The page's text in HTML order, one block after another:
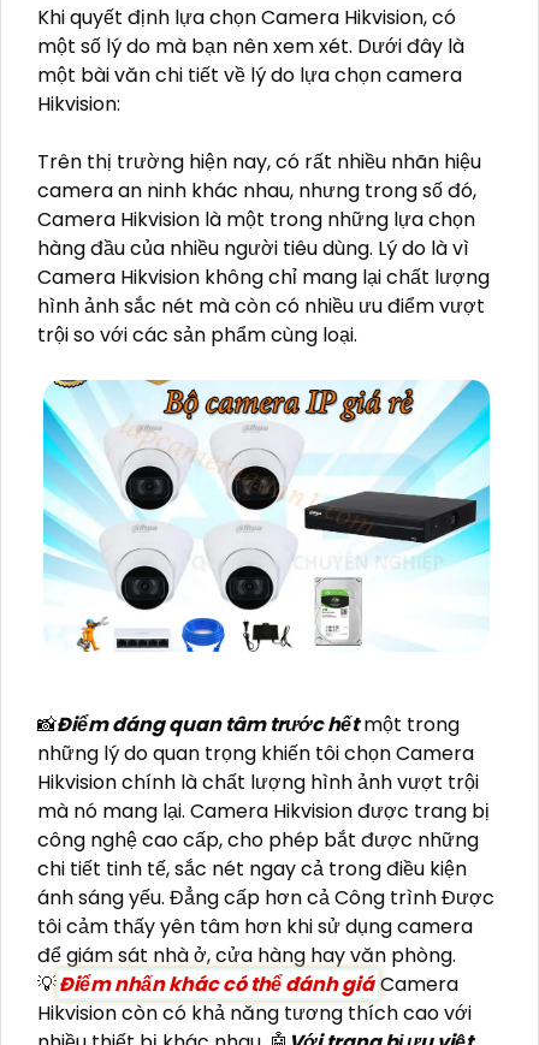
Khi quyết định lựa chọn Camera Hikvision, có
một số lý do mà bạn nên xem xét. Dưới đây là
một bài văn chi tiết về lý do lựa chọn camera
Hikvision:
Trên thị trường hiện nay, có rất nhiều nhãn hiệu
camera an ninh khác nhau, nhưng trong số đó,
Camera Hikvision là một trong những lựa chọn
hàng đầu của nhiều người tiêu dùng. Lý do là vì
Camera Hikvision không chỉ mang lại chất lượng
hình ảnh sắc nét mà còn có nhiều ưu điểm vượt
trội so với các sản phẩm cùng loại.
📸Điểm đáng quan tâm trước hếtmột trong
những lý do quan trọng khiến tôi chọn Camera
Hikvision chính là chất lượng hình ảnh vượt trội
mà nó mang lại. Camera Hikvision được trang bị
công nghệ cao cấp, cho phép bắt được những
chi tiết tinh tế, sắc nét ngay cả trong điều kiện
ánh sáng yếu. Đẳng cấp hơn cả Công trình Được
tôi cảm thấy yên tâm hơn khi sử dụng camera
để giám sát nhà ở, cửa hàng hay văn phòng.
💡Điểm nhấn khác có thể đánh giáCamera
Hikvision còn có khả năng tương thích cao với